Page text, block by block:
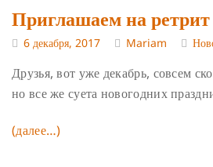
Приглашаем на
6 декабря, 2017 Mariam
Друзья, вот уже декабрь, совсем
но все же суета новогодних
(далее…)